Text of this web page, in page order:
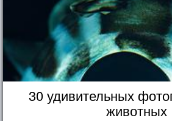
30 удивительных
животных